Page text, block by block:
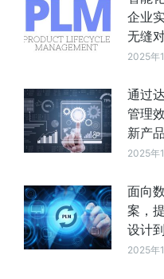
企业
无缝
2025年
通过
管理
新产
2025年
面向
案，
设计
2025年